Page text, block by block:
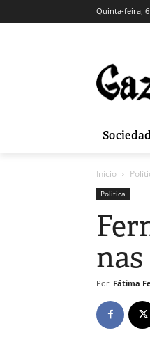
Quinta-feira, 6
Início
Política
Por Fátima